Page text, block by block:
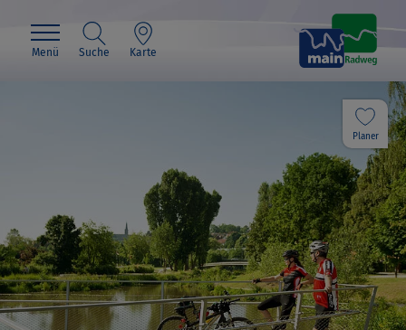
Menü Suche Karte
Planer